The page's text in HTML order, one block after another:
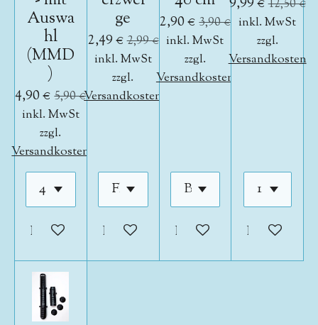
Auswa
hl
(MMD
)
4,90 € 5,90 €
inkl. MwSt
zzgl.
Versandkosten
In den Warenkorb
ge
2,49 €2,99 €
inkl. MwSt
zzgl.
Versandkosten
In den Warenkorb
2,90 € 3,90 €
inkl. MwSt
zzgl.
Versandkosten
In den Warenkorb
12,50 €
inkl. MwSt
zzgl.
Versandkosten
In den